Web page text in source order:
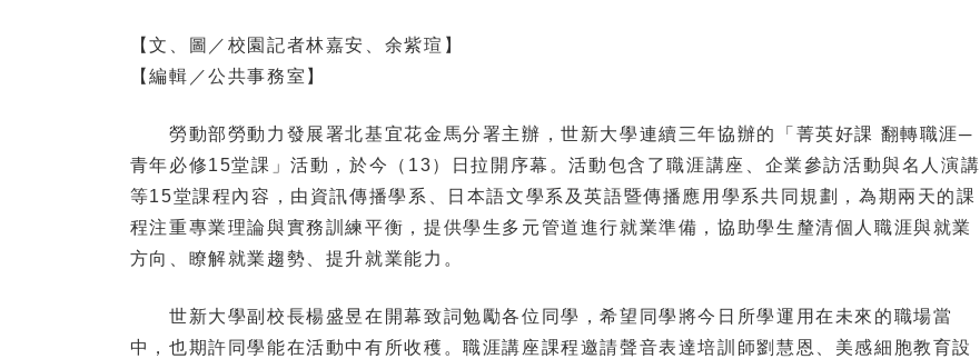
【文、圖／校園記者林嘉安、余紫瑄】
【編輯／公共事務室】
勞動部勞動力發展署北基宜花金馬分署主辦，世新大學連續三年協辦的「菁英好課 翻轉職涯─
青年必修15堂課」活動，於今（13）日拉開序幕。活動包含了職涯講座、企業參訪活動與名人演講
等15堂課程內容，由資訊傳播學系、日本語文學系及英語暨傳播應用學系共同規劃，為期兩天的課
程注重專業理論與實務訓練平衡，提供學生多元管道進行就業準備，協助學生釐清個人職涯與就業
方向、瞭解就業趨勢、提升就業能力。
世新大學副校長楊盛昱在開幕致詞勉勵各位同學，希望同學將今日所學運用在未來的職場當
中，也期許同學能在活動中有所收穫。職涯講座課程邀請聲音表達培訓師劉慧恩、美感細胞教育設